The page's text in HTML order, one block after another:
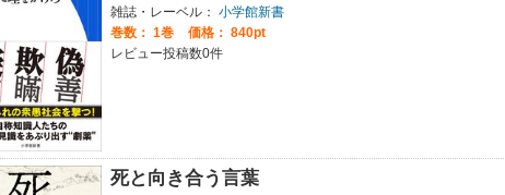
雑誌・レーベル： 小学館新書
巻数： 1巻
価格： 840pt
レビュー投稿数0件
死と向き合う言葉